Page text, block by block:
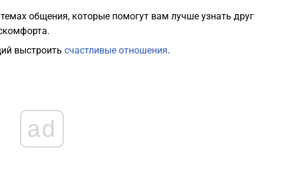
общения, которые помогут вам лучше узнать друг
выстроить счастливые отношения.
ad